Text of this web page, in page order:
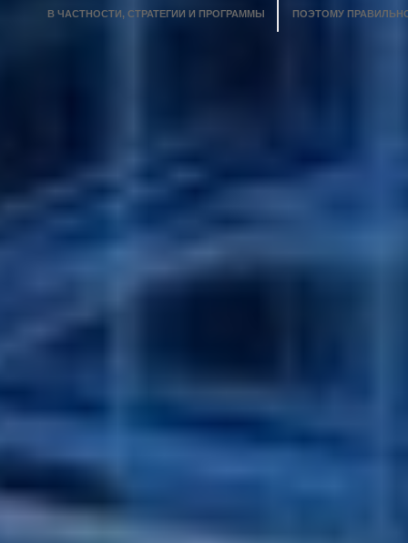
В ЧАСТНОСТИ, СТРАТЕГИИ И ПРОГРАММЫ ПОЭТОМУ